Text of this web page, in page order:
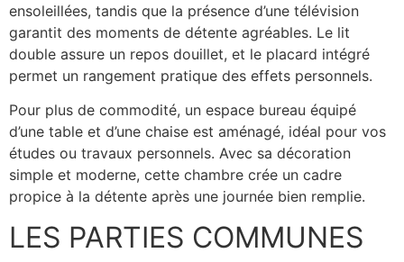
ensoleillées, tandis que la présence d’une télévision
garantit des moments de détente agréables. Le lit
double assure un repos douillet, et le placard intégré
permet un rangement pratique des effets personnels.
Pour plus de commodité, un espace bureau équipé
d’une table et d’une chaise est aménagé, idéal pour vos
études ou travaux personnels. Avec sa décoration
simple et moderne, cette chambre crée un cadre
propice à la détente après une journée bien remplie.
LES PARTIES COMMUNES